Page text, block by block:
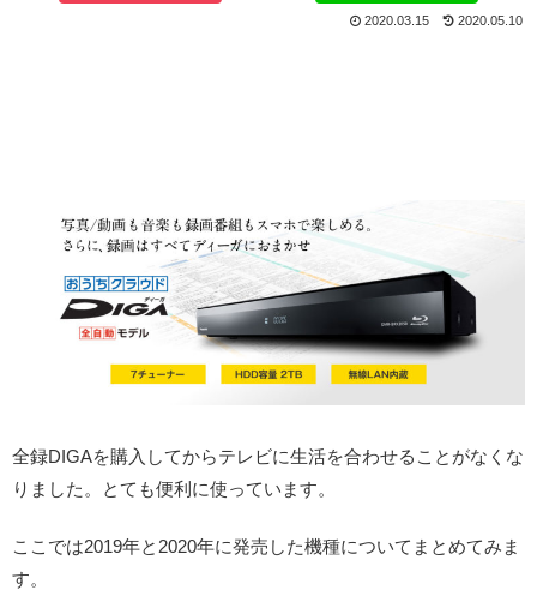
2020.05.10
2020.03.15
全録DIGAを購入してからテレビに生活を合わせることがなくな
りました。とても便利に使っています。
ここでは2019年と2020年に発売した機種についてまとめてみま
す。